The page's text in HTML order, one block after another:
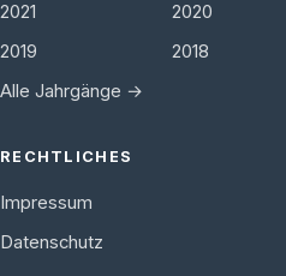
2021
2020
2019
2018
Alle Jahrgänge →
RECHTLICHES
Impressum
Datenschutz